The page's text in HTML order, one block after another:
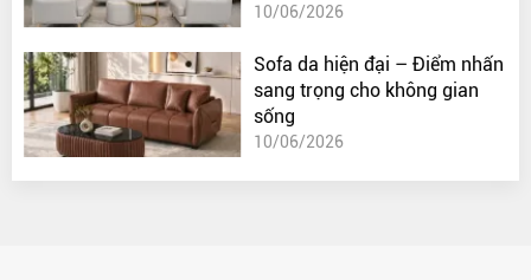
10/06/2026
Sofa da hiện đại – Điểm nhấn
sang trọng cho không gian
sống
10/06/2026